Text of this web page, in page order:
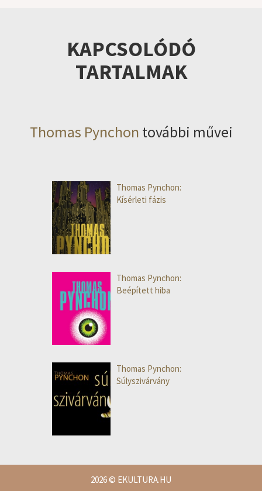
KAPCSOLÓDÓ
TARTALMAK
Thomas Pynchon további művei
Thomas Pynchon:
Kísérleti fázis
Thomas Pynchon:
Beépített hiba
Thomas Pynchon:
Súlyszivárvány
2026© EKULTURA.HU